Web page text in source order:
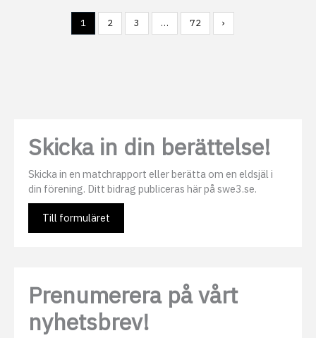
1 2 3 … 72 ›
Skicka in din berättelse!
Skicka in en matchrapport eller berätta om en eldsjäl i
din förening. Ditt bidrag publiceras här på swe3.se.
Till formuläret
Prenumerera på vårt
nyhetsbrev!